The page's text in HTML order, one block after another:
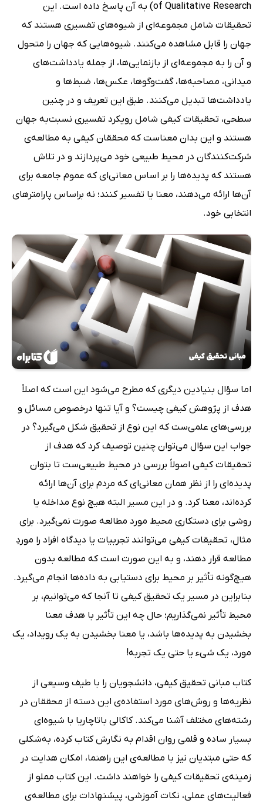
of Qualitative Research) به آن پاسخ داده است. این
تحقیقات شامل مجموعه‌ای از شیوه‌های تفسیری هستند که
جهان را قابل مشاهده می‌کنند. شیوه‌هایی که جهان را متحول
و آن را به مجموعه‌ای از بازنمایی‌ها، از جمله یادداشت‌های
میدانی، مصاحبه‌ها، گفت‌وگوها، عکس‌ها، ضبط‌ها و
یادداشت‌ها تبدیل می‌کنند. طبق این تعریف و در چنین
سطحی، تحقیقات کیفی شامل رویکرد تفسیری نسبت‌به جهان
هستند و این بدان معناست که محققان کیفی به مطالعه‌ی
شرکت‌کنندگان در محیط طبیعی خود می‌پردازند و در تلاش
هستند که پدیده‌ها را بر اساس معانی‌ای که عموم جامعه برای
آن‌ها ارائه می‌دهند، معنا یا تفسیر کنند؛ نه براساس پارامترهای
انتخابی خود.
اما سؤال بنیادین دیگری که مطرح می‌شود این است که اصلاً
هدف از پژوهش کیفی چیست؟ و آیا تنها درخصوص مسائل و
بررسی‌های علمی‌ست که این نوع از تحقیق شکل می‌گیرد؟ در
جواب این سؤال می‌توان چنین توصیف کرد که هدف از
تحقیقات کیفی اصولاً بررسی در محیط طبیعی‌ست تا بتوان
پدیده‌ای را از نظر همان معانی‌ای که مردم برای آن‌ها ارائه
کرده‌اند، معنا کرد. و در این مسیر البته هیچ نوع مداخله یا
روشی برای دستکاری محیط مورد مطالعه صورت نمی‌گیرد. برای
مثال، تحقیقات کیفی می‌توانند تجربیات یا دیدگاه افراد را موردِ
مطالعه قرار دهند، و به این صورت است که مطالعه بدون
هیچ‌گونه تأثیر بر محیط برای دستیابی به داده‌ها انجام می‌گیرد.
بنابراین در مسیر یک تحقیق کیفی تا آنجا که می‌توانیم، بر
محیط تأثیر نمی‌گذاریم؛ حال چه این تأثیر با هدف معنا
بخشیدن به پدیده‌ها باشد، یا معنا بخشیدن به یک رویداد، یک
مورد، یک شیء یا حتی یک تجربه!
کتاب مبانی تحقیق کیفی، دانشجویان را با طیف وسیعی از
نظریه‌ها و روش‌های مورد استفاده‌ی این دسته از محققان در
رشته‌های مختلف آشنا می‌کند. کاکالی باتاچاریا با شیوه‌ای
بسیار ساده و قلمی روان اقدام به نگارش کتاب کرده، به‌شکلی
که حتی مبتدیان نیز با مطالعه‌ی این راهنما، امکان هدایت در
زمینه‌ی تحقیقات کیفی را خواهند داشت. این کتاب مملو از
فعالیت‌های عملی، نکات آموزشی، پیشنهادات برای مطالعه‌ی